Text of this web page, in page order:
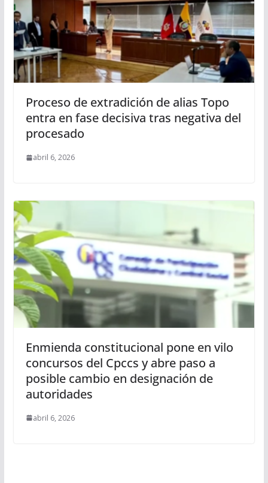
Proceso de extradición de alias Topo
entra en fase decisiva tras negativa del
procesado
abril 6, 2026
Enmienda constitucional pone en vilo
concursos del Cpccs y abre paso a
posible cambio en designación de
autoridades
abril 6, 2026